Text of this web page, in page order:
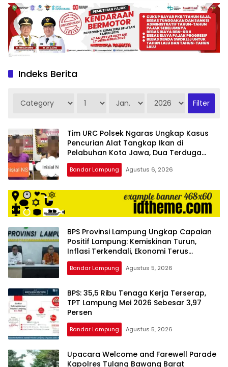
produk
antara
lain
mampu
menjadi
komunikasi
fokus
pada
pemberitaan
nasional
maupun
international,
bernuansa
lokal
dan
dinamis,
memiliki
harga
iklan
yang
relatif
lebih
murah
dari
Koran
maupun
media
siber
lainnya,
desain
Indeks Berita
Tim URC Polsek Ngaras Ungkap Kasus
Pencurian Alat Tangkap Ikan di
Pelabuhan Kota Jawa, Dua Terduga
Pelaku Diamankan.
Bandar Lampung Agustus 6, 2026
BPS Provinsi Lampung Ungkap Capaian
Positif Lampung: Kemiskinan Turun,
Inflasi Terkendali, Ekonomi Terus
Tumbuh
Bandar Lampung Agustus 5, 2026
BPS: 35,5 Ribu Tenaga Kerja Terserap,
TPT Lampung Mei 2026 Sebesar 3,97
Persen
Bandar Lampung Agustus 5, 2026
Upacara Welcome and Farewell Parade
Kapolres Tulang Bawang Barat